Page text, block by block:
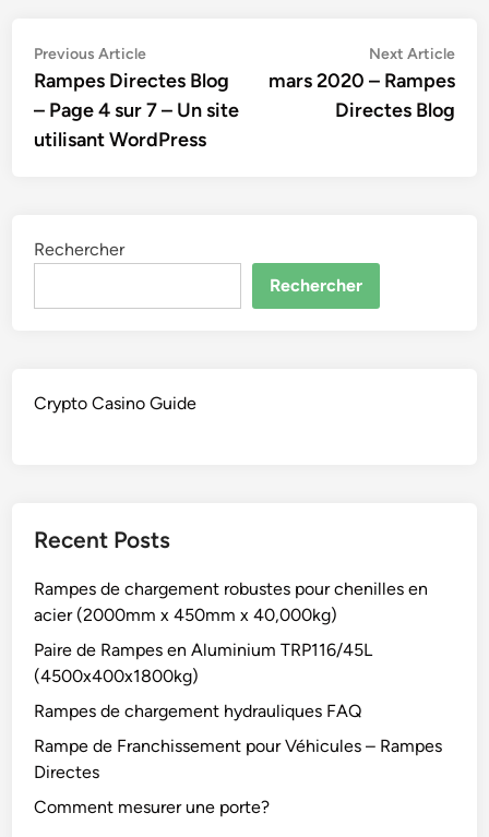
Navigation
de
l’article
Previous ArticlePrevious
article:
Rampes Directes Blog
– Page 4 sur 7 – Un site
utilisant WordPress
Next Article
mars 2020 – Rampes
Directes Blog
Rechercher
Rechercher
Crypto Casino Guide
Recent Posts
Rampes de chargement robustes pour chenilles en
acier (2000mm x 450mm x 40,000kg)
Paire de Rampes en Aluminium TRP116/45L
(4500x400x1800kg)
Rampes de chargement hydrauliques FAQ
Rampe de Franchissement pour Véhicules – Rampes
Directes
Comment mesurer une porte?